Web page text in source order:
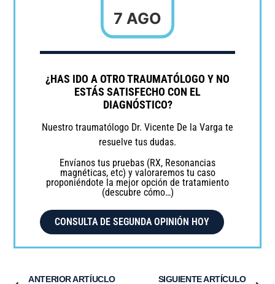
7 AGO
¿HAS IDO A OTRO TRAUMATÓLOGO Y NO
ESTÁS SATISFECHO CON EL
DIAGNÓSTICO?
Nuestro traumatólogo Dr. Vicente De la Varga te
resuelve tus dudas.
Envíanos tus pruebas (RX, Resonancias
magnéticas, etc) y valoraremos tu caso
proponiéndote la mejor opción de tratamiento
(descubre cómo…)
CONSULTA DE SEGUNDA OPINIÓN HOY
ANTERIOR ARTÍUCLO SIGUIENTE ARTÍCULO